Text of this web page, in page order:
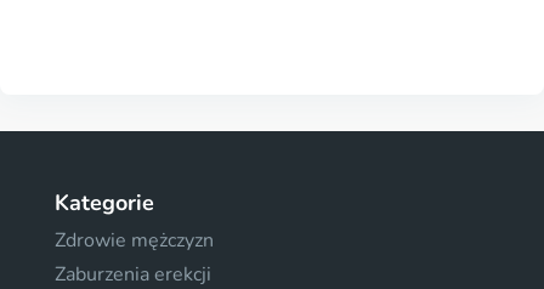
Kategorie
Zdrowie mężczyzn
Zaburzenia erekcji